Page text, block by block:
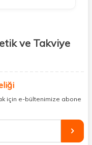
ve Takviye
sizlerle
gerek yok;
ve kapınıza kadar
tamamlayabilir,
edici gıdalara
için e-bültenimize abone